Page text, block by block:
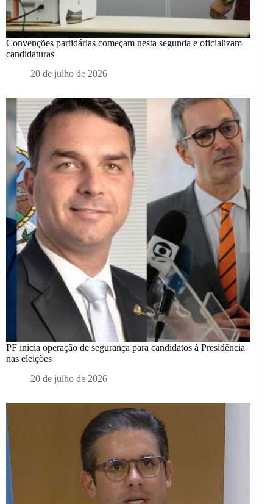
Convenções partidárias começam nesta segunda e oficializam
candidaturas
20 de julho de 2026
PF inicia operação de segurança para candidatos à Presidência
nas eleições
20 de julho de 2026